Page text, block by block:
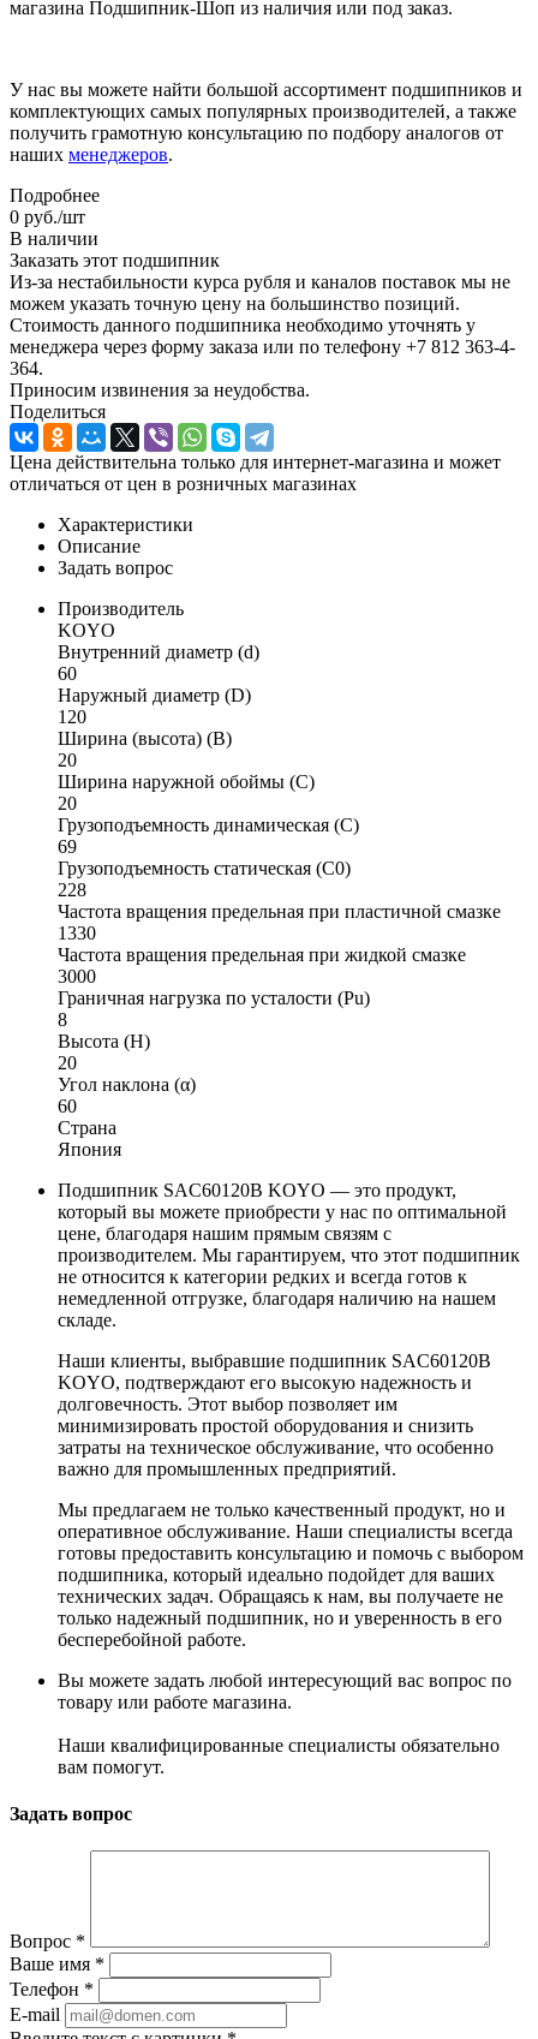
магазина Подшипник-Шоп из наличия или под заказ.
У нас вы можете найти большой ассортимент подшипников и
комплектующих самых популярных производителей, а также
получить грамотную консультацию по подбору аналогов от
наших менеджеров.
Подробнее
0 руб./шт
В наличии
Заказать этот подшипник
Из-за нестабильности курса рубля и каналов поставок мы не
можем указать точную цену на большинство позиций.
Стоимость данного подшипника необходимо уточнять у
менеджера через форму заказа или по телефону +7 812 363-4-
364.
Приносим извинения за неудобства.
Поделиться
Цена действительна только для интернет-магазина и может
отличаться от цен в розничных магазинах
Характеристики
Описание
Задать вопрос
Производитель
KOYO
Внутренний диаметр (d)
60
Наружный диаметр (D)
120
Ширина (высота) (B)
20
Ширина наружной обоймы (C)
20
Грузоподъемность динамическая (C)
69
Грузоподъемность статическая (C0)
228
Частота вращения предельная при пластичной смазке
1330
Частота вращения предельная при жидкой смазке
3000
Граничная нагрузка по усталости (Pu)
8
Высота (H)
20
Угол наклона (α)
60
Страна
Япония
Подшипник SAC60120B KOYO — это продукт,
который вы можете приобрести у нас по оптимальной
цене, благодаря нашим прямым связям с
производителем. Мы гарантируем, что этот подшипник
не относится к категории редких и всегда готов к
немедленной отгрузке, благодаря наличию на нашем
складе.
Наши клиенты, выбравшие подшипник SAC60120B
KOYO, подтверждают его высокую надежность и
долговечность. Этот выбор позволяет им
минимизировать простой оборудования и снизить
затраты на техническое обслуживание, что особенно
важно для промышленных предприятий.
Мы предлагаем не только качественный продукт, но и
оперативное обслуживание. Наши специалисты всегда
готовы предоставить консультацию и помочь с выбором
подшипника, который идеально подойдет для ваших
технических задач. Обращаясь к нам, вы получаете не
только надежный подшипник, но и уверенность в его
бесперебойной работе.
Вы можете задать любой интересующий вас вопрос по
товару или работе магазина.
Наши квалифицированные специалисты обязательно
вам помогут.
Задать вопрос
Вопрос *
Ваше имя *
Телефон *
E-mail